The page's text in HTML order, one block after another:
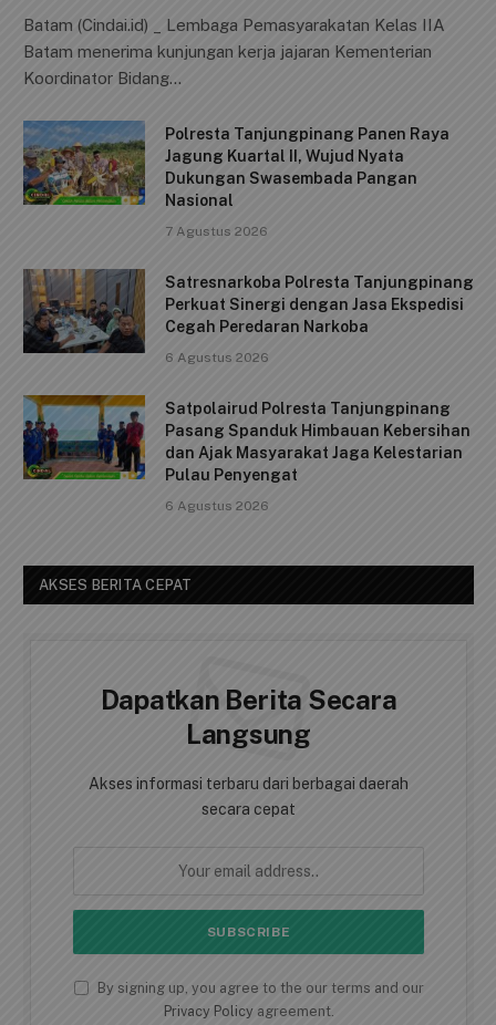
c
e
b
o
o
k
ai
l
at
s
p
p
p
n
k
ar
Batam (Cindai.id) _ Lembaga Pemasyarakatan Kelas IIA
Batam menerima kunjungan kerja jajaran Kementerian
Koordinator Bidang…
Polresta Tanjungpinang Panen Raya
Jagung Kuartal II, Wujud Nyata
Dukungan Swasembada Pangan
Nasional
7 Agustus 2026
Satresnarkoba Polresta Tanjungpinang
Perkuat Sinergi dengan Jasa Ekspedisi
Cegah Peredaran Narkoba
6 Agustus 2026
Satpolairud Polresta Tanjungpinang
Pasang Spanduk Himbauan Kebersihan
dan Ajak Masyarakat Jaga Kelestarian
Pulau Penyengat
6 Agustus 2026
AKSES BERITA CEPAT
Dapatkan Berita Secara
Langsung
Akses informasi terbaru dari berbagai daerah
secara cepat
By signing up, you agree to the our terms and our
Privacy Policy agreement.